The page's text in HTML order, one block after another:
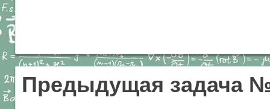
Предыдущая задача